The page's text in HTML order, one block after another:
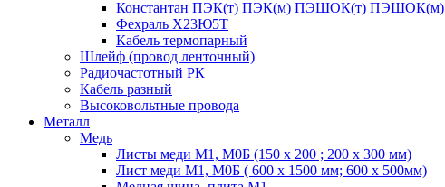
Константан ПЭК(т) ПЭК(м) ПЭШОК(т) ПЭШОК(м)
Фехраль Х23Ю5Т
Кабель термопарный
Шлейф (провод ленточный)
Радиочастотный РК
Кабель разный
Высоковольтные провода
Металл
Медь
Листы меди М1, М0Б (150 х 200 ; 200 х 300 мм)
Лист меди М1, М0Б ( 600 х 1500 мм; 600 х 500мм)